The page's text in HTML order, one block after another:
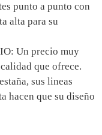
punto a punto con
alta para su
Un precio muy
que ofrece.
sus lineas
hacen que su diseño